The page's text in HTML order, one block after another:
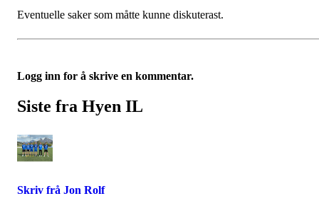
Eventuelle saker som måtte kunne diskuterast.
Logg inn for å skrive en kommentar.
Siste fra Hyen IL
Skriv frå Jon Rolf